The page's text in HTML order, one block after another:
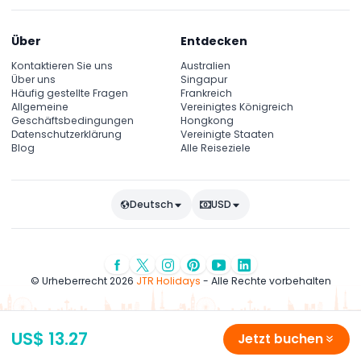
US$ 13.27 Jetzt buchen
Über
Kontaktieren Sie uns
Über uns
Häufig gestellte Fragen
Allgemeine
Geschäftsbedingungen
Datenschutzerklärung
Blog
Entdecken
Australien
Singapur
Frankreich
Vereinigtes Königreich
Hongkong
Vereinigte Staaten
Alle Reiseziele
Deutsch USD
© Urheberrecht 2026 JTR Holidays - Alle Rechte vorbehalten